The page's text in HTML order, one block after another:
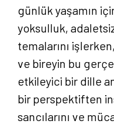
günlük yaşamın
yoksulluk,
temalarını
ve bireyin bu
etkileyici bir dille
bir perspektiften
sancılarını ve